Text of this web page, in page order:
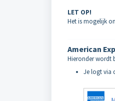
LET OP!
Het is mogelijk
American
Hieronder wordt
Je logt via